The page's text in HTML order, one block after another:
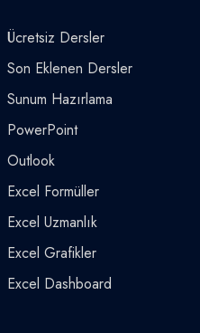
Ücretsiz Dersler
Son Eklenen Dersler
Sunum Hazırlama
PowerPoint
Outlook
Excel Formüller
Excel Uzmanlık
Excel Grafikler
Excel Dashboard